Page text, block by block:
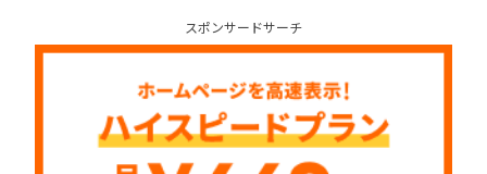
スポンサードサーチ